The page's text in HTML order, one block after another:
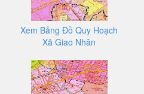
Xem Bảng Đồ Quy Hoạch
Xã Giao Nhân